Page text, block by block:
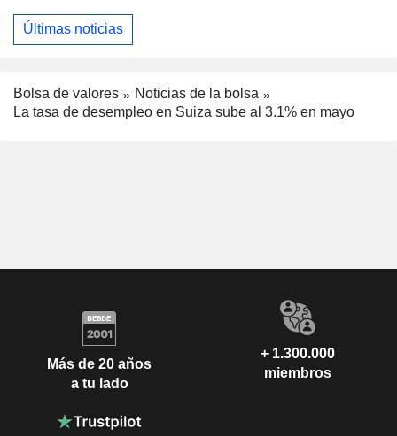
Últimas noticias
Bolsa de valores
Noticias de la bolsa
La tasa de desempleo en Suiza sube al 3.1% en mayo
Más de 20 años
a tu lado
+ 1.300.000
miembros